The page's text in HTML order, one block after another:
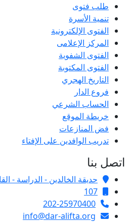
طلب فتوى
تنمية الأسرة
الفتوى الإلكترونية
المركز الإعلامى
الفتوى الشفوية
الفتوى المكتوبة
التاريخ الهجري
فروع الدار
الحساب الشرعي
خريطة الموقع
فض المنازعات
تدريب الوافدين على الإفتاء
بنا
حديقة الخالدين - الدراسة - القاهرة
107
202-25970400
info@dar-alifta.org